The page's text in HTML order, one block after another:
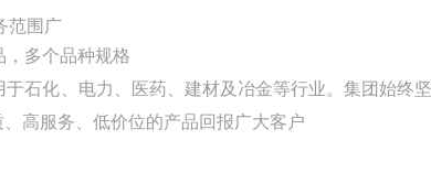
范围广
，多个品种规格
于石化、电力、医药、建材及冶金等行业。集团始终
高服务、低价位的产品回报广大客户